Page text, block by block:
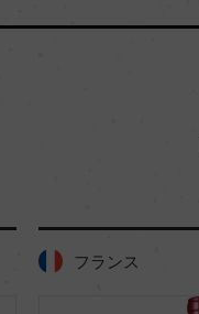
フランス